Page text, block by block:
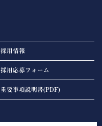
採用情報
採用応募フォーム
重要事項説明書(PDF)